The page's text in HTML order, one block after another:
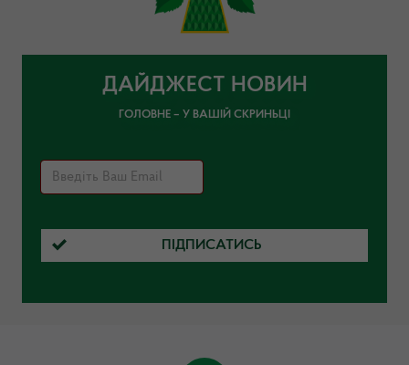
ДАЙДЖЕСТ НОВИН
ГОЛОВНЕ – У ВАШІЙ СКРИНЬЦІ
ПІДПИСАТИСЬ